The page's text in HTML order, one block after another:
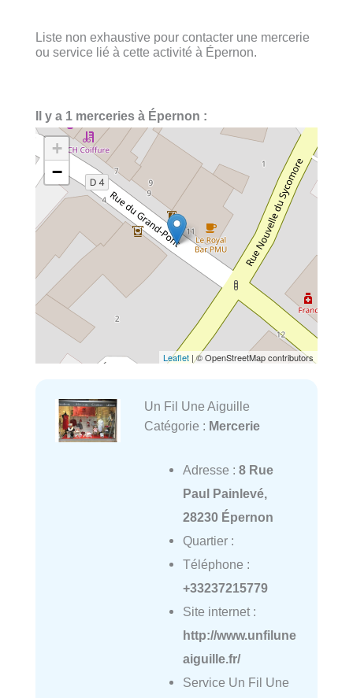
Liste non exhaustive pour contacter une mercerie
ou service lié à cette activité à Épernon.
Il y a 1 merceries à Épernon :
+
−
Leaflet | © OpenStreetMap contributors
Un Fil Une Aiguille
Catégorie : Mercerie
Adresse : 8 Rue
Paul Painlevé,
28230 Épernon
Quartier :
Téléphone :
+33237215779
Site internet :
http://www.unfilune
aiguille.fr/
Service Un Fil Une